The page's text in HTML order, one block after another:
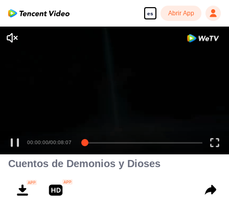
es Abrir App
00:00:00/00:08:07
Cuentos de Demonios y Dioses